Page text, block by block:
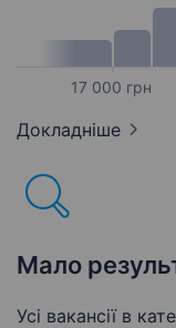
17 000 грн
Докладніше
Мало
Усі вакансії в